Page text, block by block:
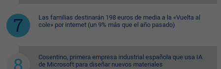
Las familias destinarán 198 euros de media a la «Vuelta al
cole» por internet (un 9% más que el año pasado)
Cosentino, primera empresa industrial española que usa IA
de Microsoft para diseñar nuevos materiales